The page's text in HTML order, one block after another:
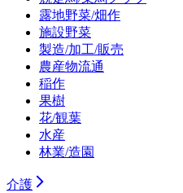
露地野菜/畑作
施設野菜
製造/加工/販売
農産物流通
稲作
果樹
花/観葉
水産
林業/造園
介護